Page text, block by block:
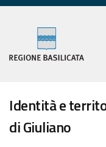
Identità e
di Giuliano